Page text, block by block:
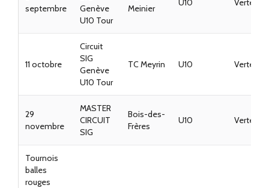
septembre
Genève
U10 Tour
Meinier
U10 Vertes
11 octobre
Circuit
SIG
Genève
U10 Tour
TC Meyrin U10 Vertes
29
novembre
MASTER
CIRCUIT
SIG
Bois-des-
Frères
U10 Vertes
Tournois
balles
rouges